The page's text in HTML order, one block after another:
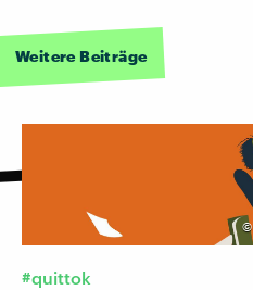
Weitere Beiträge
©
#quittok